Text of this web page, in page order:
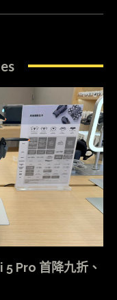
5 Pro 首降九折、